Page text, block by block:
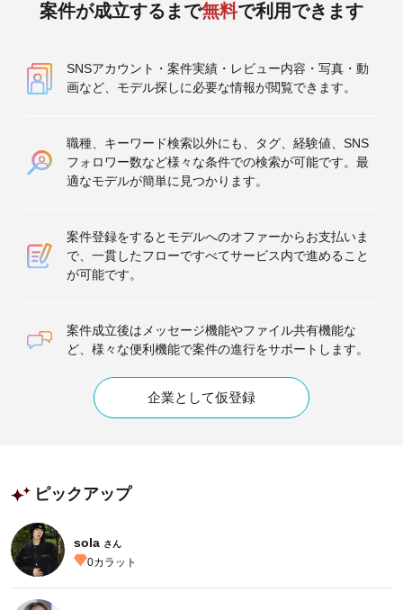
案件が成立するまで無料で利用できます
SNSアカウント・案件実績・レビュー内容・写真・動
画など、モデル探しに必要な情報が閲覧できます。
職種、キーワード検索以外にも、タグ、経験値、SNS
フォロワー数など様々な条件での検索が可能です。最
適なモデルが簡単に見つかります。
案件登録をするとモデルへのオファーからお支払いま
で、一貫したフローですべてサービス内で進めること
が可能です。
案件成立後はメッセージ機能やファイル共有機能な
ど、様々な便利機能で案件の進行をサポートします。
企業として仮登録
ピックアップ
sola さん
0カラット